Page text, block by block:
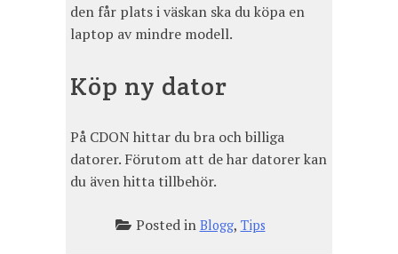
den får plats i väskan ska du köpa en
laptop av mindre modell.
Köp ny dator
På CDON hittar du bra och billiga
datorer. Förutom att de har datorer kan
du även hitta tillbehör.
Posted in Blogg, Tips